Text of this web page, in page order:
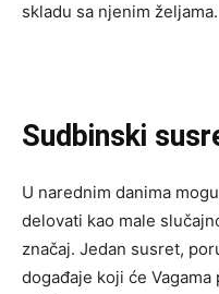
skladu sa njenim željama.
Sudbinski
U narednim danima
delovati kao male
značaj. Jedan susret,
događaje koji će